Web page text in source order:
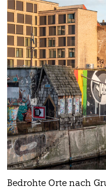
Bedrohte Orte nach